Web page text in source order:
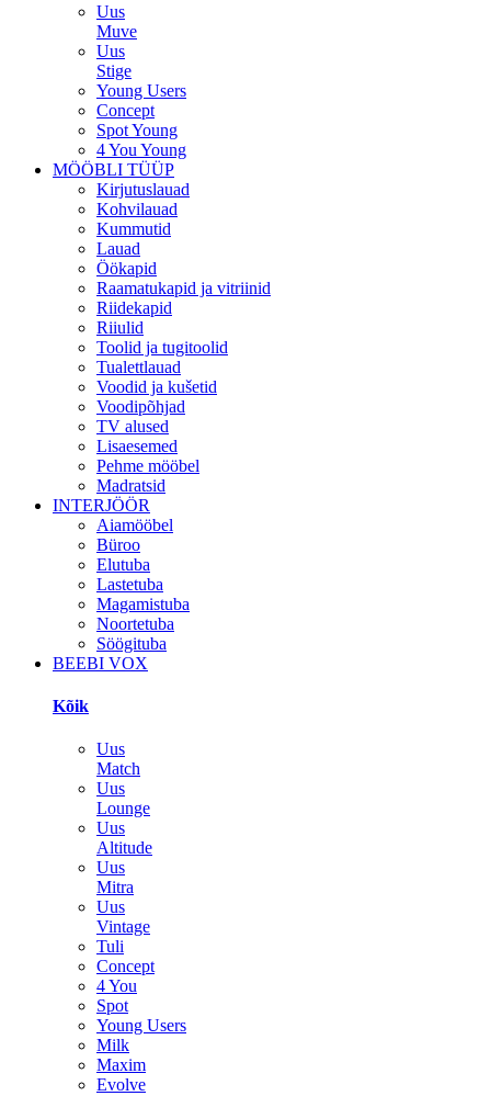
Uus
Muve
Uus
Stige
Young Users
Concept
Spot Young
4 You Young
MÖÖBLI TÜÜP
Kirjutuslauad
Kohvilauad
Kummutid
Lauad
Öökapid
Raamatukapid ja vitriinid
Riidekapid
Riiulid
Toolid ja tugitoolid
Tualettlauad
Voodid ja kušetid
Voodipõhjad
TV alused
Lisaesemed
Pehme mööbel
Madratsid
INTERJÖÖR
Aiamööbel
Büroo
Elutuba
Lastetuba
Magamistuba
Noortetuba
Söögituba
BEEBI VOX
Kõik
Uus
Match
Uus
Lounge
Uus
Altitude
Uus
Mitra
Uus
Vintage
Tuli
Concept
4 You
Spot
Young Users
Milk
Maxim
Evolve